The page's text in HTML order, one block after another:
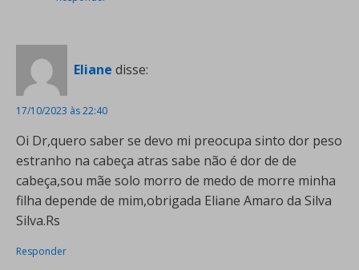
Eliane disse:
17/10/2023 às 22:40
Oi Dr,quero saber se devo mi preocupa sinto dor peso
estranho na cabeça atras sabe não é dor de de
cabeça,sou mãe solo morro de medo de morre minha
filha depende de mim,obrigada Eliane Amaro da Silva
Silva.Rs
Responder